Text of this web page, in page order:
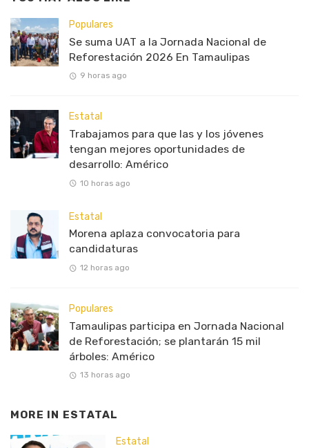
Populares
Se suma UAT a la Jornada Nacional de
Reforestación 2026 En Tamaulipas
9 horas ago
Estatal
Trabajamos para que las y los jóvenes
tengan mejores oportunidades de
desarrollo: Américo
10 horas ago
Estatal
Morena aplaza convocatoria para
candidaturas
12 horas ago
Populares
Tamaulipas participa en Jornada Nacional
de Reforestación; se plantarán 15 mil
árboles: Américo
13 horas ago
MORE IN ESTATAL
Estatal